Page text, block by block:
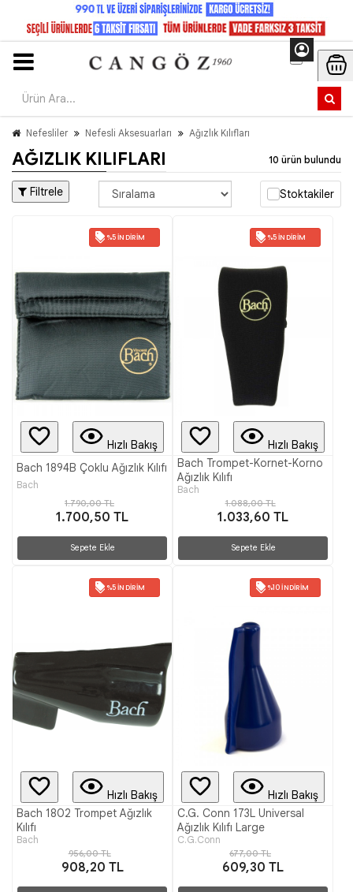
Nefesliler Nefesli Aksesuarları Ağızlık Kılıfları
AĞIZLIK KILIFLARI 10 ürün bulundu
Filtrele Stoktakiler
%5 İNDIRIM
Hızlı Bakış
Bach 1894B Çoklu Ağızlık Kılıfı
Bach
1.790,00 TL
1.700,50 TL
Sepete Ekle
%5 İNDIRIM
Hızlı Bakış
Bach Trompet-Kornet-Korno
Ağızlık Kılıfı
Bach
1.088,00 TL
1.033,60 TL
Sepete Ekle
%5 İNDIRIM
Hızlı Bakış
Bach 1802 Trompet Ağızlık
Kılıfı
Bach
956,00 TL
908,20 TL
%10 İNDIRIM
Hızlı Bakış
C.G. Conn 173L Universal
Ağızlık Kılıfı Large
C.G.Conn
677,00 TL
609,30 TL